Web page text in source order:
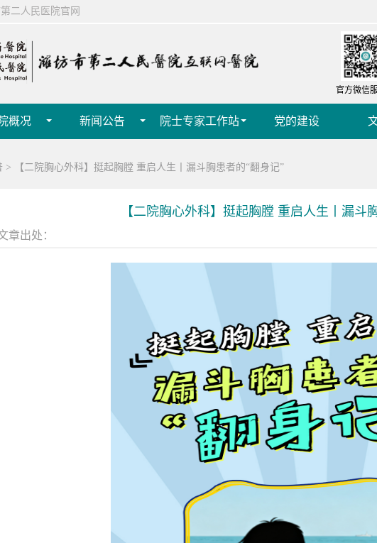
二人民医院官网
官方微信
概况 新闻公告 院士专家工作站 党的建设
> 【二院胸心外科】挺起胸膛 重启人生丨漏斗胸患者的“翻身记”
【二院胸心外科】挺起胸膛 重启人生丨漏斗
章出处：